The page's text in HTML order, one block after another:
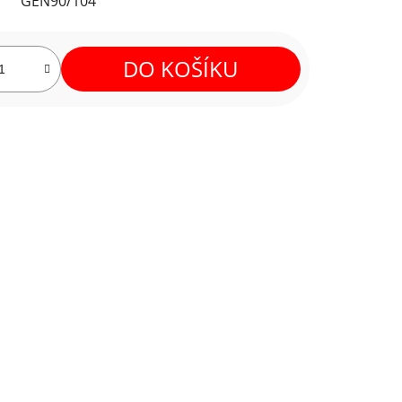
DO KOŠÍKU